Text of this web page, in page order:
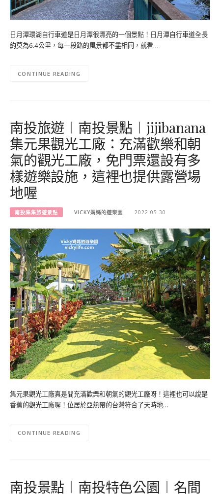
日月潭環湖自行車道是日月潭很漂亮的一個景點！日月潭自行車道全長
約莫為6.4公里，每一段路的風景都不盡相同，就看…
CONTINUE READING
南投旅遊︱南投景點︱jijibanana
集元果觀光工廠：充滿歡樂和朝
氣的觀光工廠，免門票還設有多
樣遊樂設施，這裡也提供露營場
地喔
南投集集旅遊景點 VICKY媽媽的遊樂園 2022-05-30
集元果觀光工廠真是間充滿歡樂和朝氣的觀光工廠呀！這裡也可以說是
香蕉的觀光工廠喔！位居於亞熱帶的台灣符合了天時地…
CONTINUE READING
南投景點︱南投特色公園︱名間